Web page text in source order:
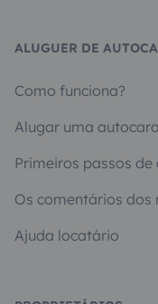
ALUGUER DE
Como funciona?
Alugar uma
Primeiros passos
Os comentários dos
Ajuda locatário